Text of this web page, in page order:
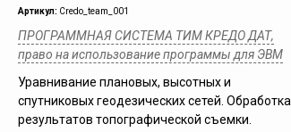
Артикул: Credo_team_001
ПРОГРАММНАЯ СИСТЕМА ТИМ КРЕДО ДАТ,
право на использование программы для ЭВМ
Уравнивание плановых, высотных и
спутниковых геодезических сетей. Обработка
результатов топографической съемки.